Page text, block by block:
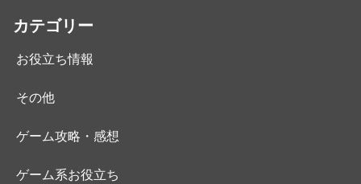
カテゴリー
お役立ち情報
その他
ゲーム攻略・感想
ゲーム系お役立ち